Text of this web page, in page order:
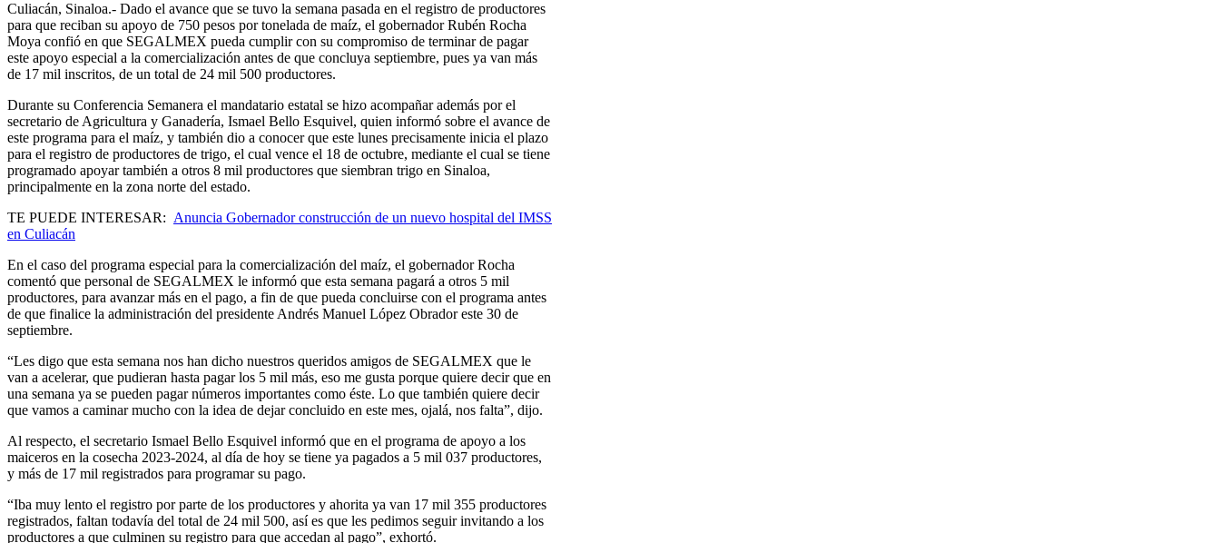
Culiacán, Sinaloa.- Dado el avance que se tuvo la semana pasada en el registro de productores
para que reciban su apoyo de 750 pesos por tonelada de maíz, el gobernador Rubén Rocha
Moya confió en que SEGALMEX pueda cumplir con su compromiso de terminar de pagar
este apoyo especial a la comercialización antes de que concluya septiembre, pues ya van más
de 17 mil inscritos, de un total de 24 mil 500 productores.
Durante su Conferencia Semanera el mandatario estatal se hizo acompañar además por el
secretario de Agricultura y Ganadería, Ismael Bello Esquivel, quien informó sobre el avance de
este programa para el maíz, y también dio a conocer que este lunes precisamente inicia el plazo
para el registro de productores de trigo, el cual vence el 18 de octubre, mediante el cual se tiene
programado apoyar también a otros 8 mil productores que siembran trigo en Sinaloa,
principalmente en la zona norte del estado.
TE PUEDE INTERESAR: Anuncia Gobernador construcción de un nuevo hospital del IMSS
en Culiacán
En el caso del programa especial para la comercialización del maíz, el gobernador Rocha
comentó que personal de SEGALMEX le informó que esta semana pagará a otros 5 mil
productores, para avanzar más en el pago, a fin de que pueda concluirse con el programa antes
de que finalice la administración del presidente Andrés Manuel López Obrador este 30 de
septiembre.
“Les digo que esta semana nos han dicho nuestros queridos amigos de SEGALMEX que le
van a acelerar, que pudieran hasta pagar los 5 mil más, eso me gusta porque quiere decir que en
una semana ya se pueden pagar números importantes como éste. Lo que también quiere decir
que vamos a caminar mucho con la idea de dejar concluido en este mes, ojalá, nos falta”, dijo.
Al respecto, el secretario Ismael Bello Esquivel informó que en el programa de apoyo a los
maiceros en la cosecha 2023-2024, al día de hoy se tiene ya pagados a 5 mil 037 productores,
y más de 17 mil registrados para programar su pago.
“Iba muy lento el registro por parte de los productores y ahorita ya van 17 mil 355 productores
registrados, faltan todavía del total de 24 mil 500, así es que les pedimos seguir invitando a los
productores a que culminen su registro para que accedan al pago”, exhortó.